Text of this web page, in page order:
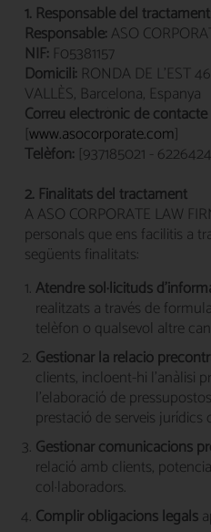
1. Responsable del tractament
Responsable:ASO
NIF:F05381157
Domicili:RONDA DE L'EST
VALLÈS, Barcelona, Espanya
Correu electrònic de
[www.asocorporate.com]
Telèfon:[937185021 -
2. Finalitats del tractament
A ASO CORPORATE LAW
personals que ens facilitis a
següents finalitats:
Atendre sol·licituds
realitzats a través de
telèfon o qualsevol altre
Gestionar la relació
clients, incloent-hi l'anàlisi
l'elaboració de
prestació de serveis jurídics
Gestionar comunicacions
relació amb clients,
col·laboradors.
Complir obligacions legals